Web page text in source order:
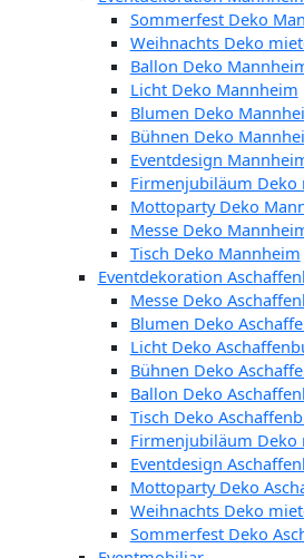
Sommerfest Deko
Weihnachts Deko
Ballon Deko
Licht Deko Mannheim
Blumen Deko
Bühnen Deko
Eventdesign
Firmenjubiläum Deko
Mottoparty Deko
Messe Deko
Tisch Deko Mannheim
Eventdekoration
Messe Deko
Blumen Deko
Licht Deko
Bühnen Deko
Ballon Deko
Tisch Deko
Firmenjubiläum Deko
Eventdesign
Mottoparty Deko
Weihnachts Deko
Sommerfest Deko